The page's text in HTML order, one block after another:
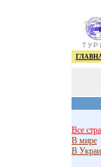
Все
В мире
В